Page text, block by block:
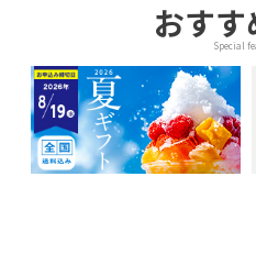
おす
Special